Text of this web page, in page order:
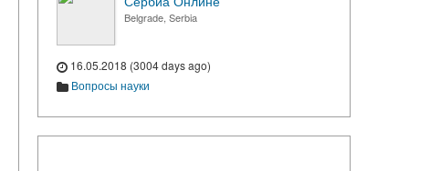
Belgrade, Serbia
16.05.2018 (3004 days ago)
Вопросы науки